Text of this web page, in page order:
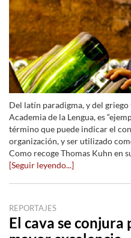
Del latín paradigma, y del griego
Academia de la Lengua, es
término que puede indicar el
organización, y ser utilizado
Como recoge Thomas Kuhn en
[Seguir leyendo...]
REPORTAJES
El cava se